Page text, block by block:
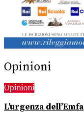
Opinioni
Opinioni
L’urgenza dell’Emfa